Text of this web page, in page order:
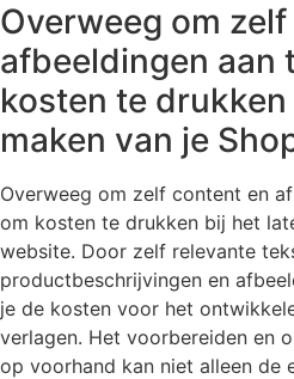
Overweeg om
afbeeldingen aan
kosten te
maken van je
Overweeg om zelf content en
om kosten te drukken bij het
website. Door zelf relevante
productbeschrijvingen en
je de kosten voor het
verlagen. Het voorbereiden en
op voorhand kan niet alleen de